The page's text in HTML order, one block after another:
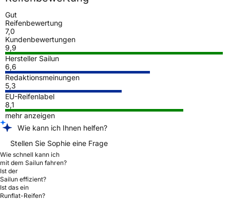
Gut
Reifenbewertung
7,0
Kundenbewertungen
9,9
Hersteller Sailun
6,6
Redaktionsmeinungen
5,3
EU-Reifenlabel
8,1
mehr anzeigen
Wie kann ich Ihnen helfen?
Stellen Sie Sophie eine Frage
Wie schnell kann ich
mit dem Sailun fahren?
Ist der
Sailun effizient?
Ist das ein
Runflat-Reifen?